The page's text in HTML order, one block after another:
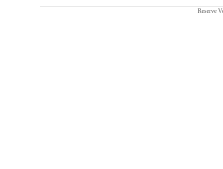
Reserve